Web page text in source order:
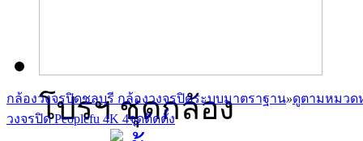
โปรฯ ชุดกล้อง
กล้องวงจรปิดชลบุรี กล้องวงจรปิดระบบมาตราฐาน»ดูตามหมวด
วงจรปิด Peoplefu 4K 4จุดติดตั้ง